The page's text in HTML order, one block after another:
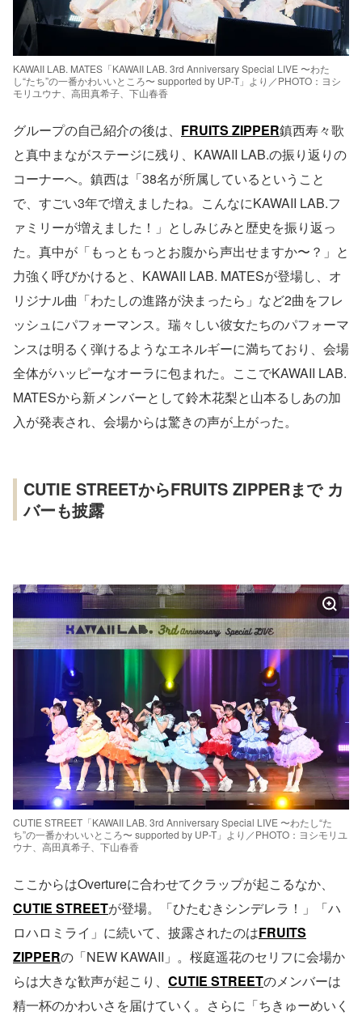
KAWAII LAB. MATES「KAWAII LAB. 3rd Anniversary Special LIVE 〜わた
し“たち”の一番かわいいところ〜 supported by UP-T」より／PHOTO：ヨシ
モリユウナ、高田真希子、下山春香
グループの自己紹介の後は、 FRUITS ZIPPER鎮西寿々歌
と真中まながステージに残り、KAWAII LAB.の振り返りの
コーナーへ。鎮西は「38名が所属しているということ
で、すごい3年で増えましたね。こんなにKAWAII LAB.フ
ァミリーが増えました！」としみじみと歴史を振り返っ
た。真中が「もっともっとお腹から声出せますか〜？」と
力強く呼びかけると、KAWAII LAB. MATESが登場し、オ
リジナル曲「わたしの進路が決まったら」など2曲をフレ
ッシュにパフォーマンス。瑞々しい彼女たちのパフォーマ
ンスは明るく弾けるようなエネルギーに満ちており、会場
全体がハッピーなオーラに包まれた。ここでKAWAII LAB.
MATESから新メンバーとして鈴木花梨と山本るしあの加
入が発表され、会場からは驚きの声が上がった。
CUTIE STREETからFRUITS ZIPPERまで カ
バーも披露
CUTIE STREET「KAWAII LAB. 3rd Anniversary Special LIVE 〜わたし“た
ち”の一番かわいいところ〜 supported by UP-T」より／PHOTO：ヨシモリユ
ウナ、高田真希子、下山春香
ここからはOvertureに合わせてクラップが起こるなか、
CUTIE STREETが登場。「ひたむきシンデレラ！」「ハ
ロハロミライ」に続いて、披露されたのはFRUITS
ZIPPERの「NEW KAWAII」。桜庭遥花のセリフに会場か
らは大きな歓声が起こり、 CUTIE STREETのメンバーは
精一杯のかわいさを届けていく。さらに「ちきゅーめいく